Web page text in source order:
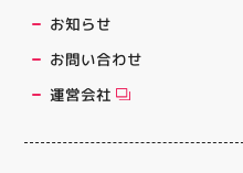
お知らせ
お問い合わせ
運営会社